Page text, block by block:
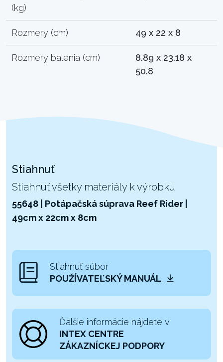
(kg)
Rozmery (cm) 49 x 22 x 8
Rozmery balenia (cm)
8.89 x 23.18 x
50.8
Stiahnuť
Stiahnuť všetky materiály k výrobku
55648 | Potápačská súprava Reef Rider |
49cm x 22cm x 8cm
Stiahnuť súbor
POUŽÍVATEĽSKÝ MANUÁL
Ďalšie informácie nájdete v
INTEX CENTRE
ZÁKAZNÍCKEJ PODPORY